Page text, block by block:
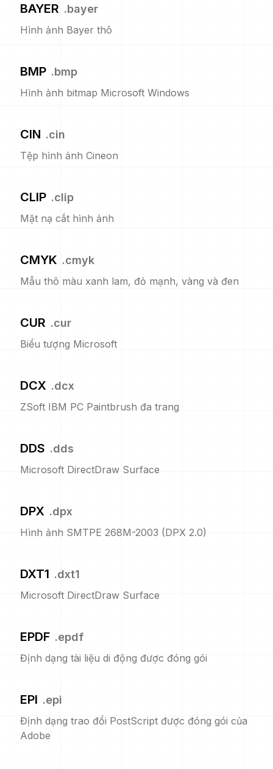
BAYER .bayer
Hình ảnh Bayer thô
BMP .bmp
Hình ảnh bitmap Microsoft Windows
CIN .cin
Tệp hình ảnh Cineon
CLIP .clip
Mặt nạ cắt hình ảnh
CMYK .cmyk
Mẫu thô màu xanh lam, đỏ mạnh, vàng và đen
CUR .cur
Biểu tượng Microsoft
DCX .dcx
ZSoft IBM PC Paintbrush đa trang
DDS .dds
Microsoft DirectDraw Surface
DPX .dpx
Hình ảnh SMTPE 268M-2003 (DPX 2.0)
DXT1 .dxt1
Microsoft DirectDraw Surface
EPDF .epdf
Định dạng tài liệu di động được đóng gói
EPI .epi
Định dạng trao đổi PostScript được đóng gói của
Adobe